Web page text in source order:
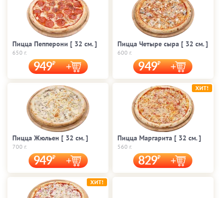
Пицца Пепперони [ 32 cм. ]
650 г.
949
Пицца Четыре сыра [ 32 cм. ]
600 г.
949
Пицца Жюльен [ 32 cм. ]
700 г.
949
Пицца Маргарита [ 32 cм. ]
560 г.
829
ХИТ!
ХИТ!